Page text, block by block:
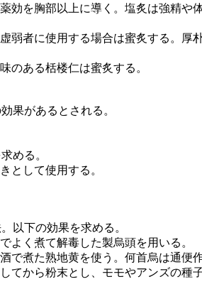
を胸部以上に導く。塩炙は強精や
者に使用する場合は蜜炙する。厚
ある栝楼仁は蜜炙する。
果があるとされる。
める。
として使用する。
以下の効果を求める。
く煮て解毒した製烏頭を用いる。
煮た熟地黄を使う。何首烏は通便
から粉末とし、モモやアンズの種